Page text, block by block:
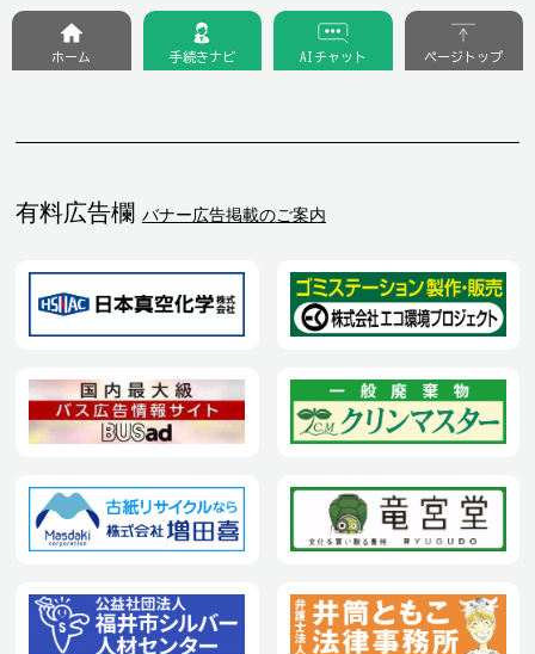
有料広告欄 バナー広告掲載のご案内
ホーム 手続きナビ AIチャット ページトップ